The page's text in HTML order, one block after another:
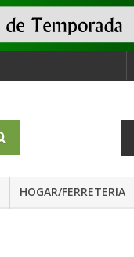
HOGAR/FERRETERIA